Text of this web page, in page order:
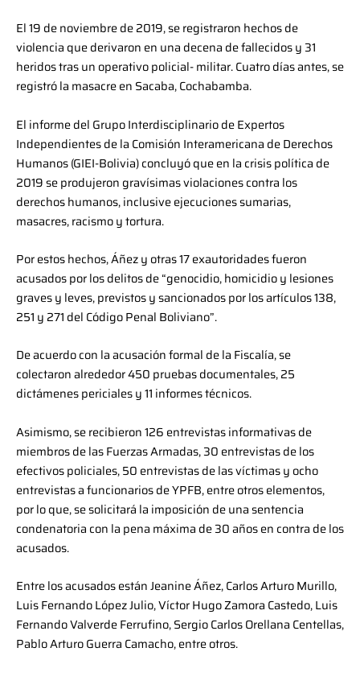
El 19 de noviembre de 2019, se registraron hechos de
violencia que derivaron en una decena de fallecidos y 31
heridos tras un operativo policial- militar. Cuatro días antes, se
registró la masacre en Sacaba, Cochabamba.
El informe del Grupo Interdisciplinario de Expertos
Independientes de la Comisión Interamericana de Derechos
Humanos (GIEI-Bolivia) concluyó que en la crisis política de
2019 se produjeron gravísimas violaciones contra los
derechos humanos, inclusive ejecuciones sumarias,
masacres, racismo y tortura.
Por estos hechos, Áñez y otras 17 exautoridades fueron
acusados por los delitos de “genocidio, homicidio y lesiones
graves y leves, previstos y sancionados por los artículos 138,
251 y 271 del Código Penal Boliviano”.
De acuerdo con la acusación formal de la Fiscalía, se
colectaron alrededor 450 pruebas documentales, 25
dictámenes periciales y 11 informes técnicos.
Asimismo, se recibieron 126 entrevistas informativas de
miembros de las Fuerzas Armadas, 30 entrevistas de los
efectivos policiales, 50 entrevistas de las víctimas y ocho
entrevistas a funcionarios de YPFB, entre otros elementos,
por lo que, se solicitará la imposición de una sentencia
condenatoria con la pena máxima de 30 años en contra de los
acusados.
Entre los acusados están Jeanine Áñez, Carlos Arturo Murillo,
Luis Fernando López Julio, Víctor Hugo Zamora Castedo, Luis
Fernando Valverde Ferrufino, Sergio Carlos Orellana Centellas,
Pablo Arturo Guerra Camacho, entre otros.